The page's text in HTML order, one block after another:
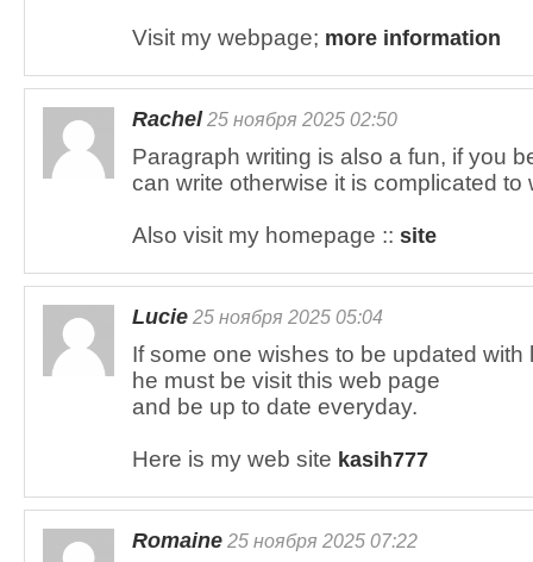
Visit my webpage; more information
Rachel25 ноября 2025 02:50
Paragraph writing is also a fun, if you
can write otherwise it is complicated to
Also visit my homepage :: site
Lucie 25 ноября 2025 05:04
If some one wishes to be updated
he must be visit this web page
and be up to date everyday.
Here is my web site kasih777
Romaine 25 ноября 2025 07:22